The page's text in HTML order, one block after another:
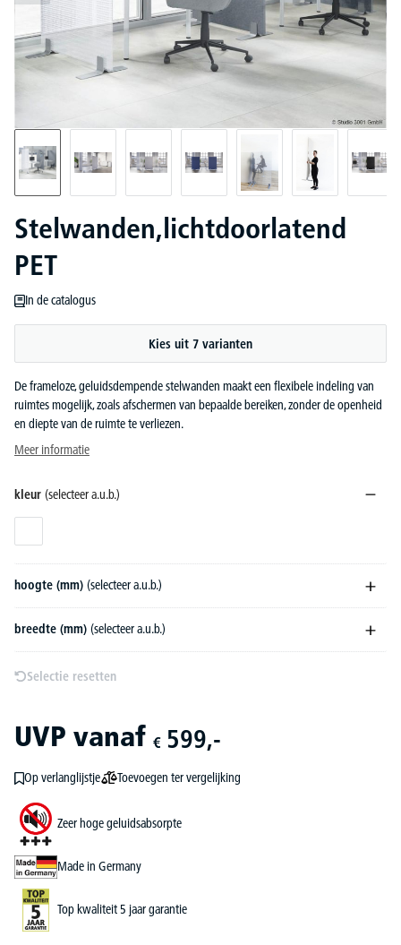
Stelwanden,lichtdoorlatend
PET
In de catalogus
Kies uit 7 varianten
De frameloze, geluidsdempende stelwanden maakt een flexibele indeling van
ruimtes mogelijk, zoals afschermen van bepaalde bereiken, zonder de openheid
en diepte van de ruimte te verliezen.
Meer informatie
kleur (selecteer a.u.b.)
hoogte (mm) (selecteer a.u.b.)
breedte (mm) (selecteer a.u.b.)
Selectie resetten
UVP vanaf € 599,-
Op verlanglijstje Toevoegen ter vergelijking
Zeer hoge geluidsabsorpte
Made in Germany
Top kwaliteit 5 jaar garantie